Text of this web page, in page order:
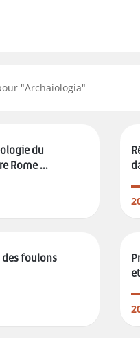
"Archaiologia"
du
Rome ...
des foulons